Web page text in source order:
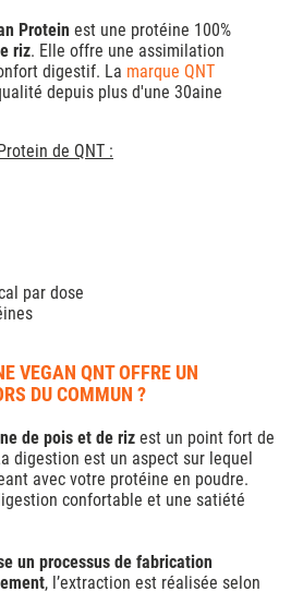
Protein est une protéine 100%
riz. Elle offre une assimilation
digestif. La marque QNT
depuis plus d'une 30aine
de QNT :
par dose
VEGAN QNT OFFRE UN
DU COMMUN ?
de pois et de riz est un point fort de
digestion est un aspect sur lequel
avec votre protéine en poudre.
confortable et une satiété
un processus de fabrication
, l’extraction est réalisée selon